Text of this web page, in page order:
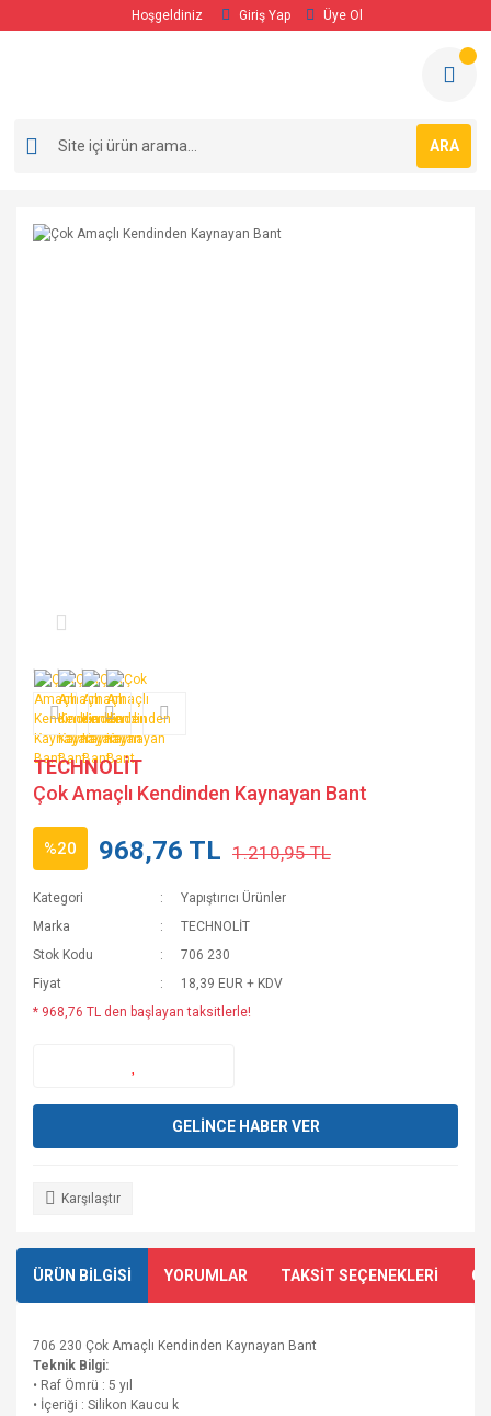
Hoşgeldiniz Giriş Yap Üye Ol
ARA
TECHNOLİT
Çok Amaçlı Kendinden Kaynayan Bant
%20 968,76 TL 1.210,95 TL
Kategori
Yapıştırıcı Ürünler
Marka
TECHNOLİT
Stok Kodu
706 230
Fiyat
18,39 EUR + KDV
* 968,76 TL den başlayan taksitlerle!
GELİNCE HABER VER
Karşılaştır
ÜRÜN BİLGİSİ YORUMLAR TAKSİT SEÇENEKLERİ
706 230 Çok Amaçlı Kendinden Kaynayan Bant
Teknik Bilgi:
• Raf Ömrü : 5 yıl
• İçeriği : Silikon Kaucu k